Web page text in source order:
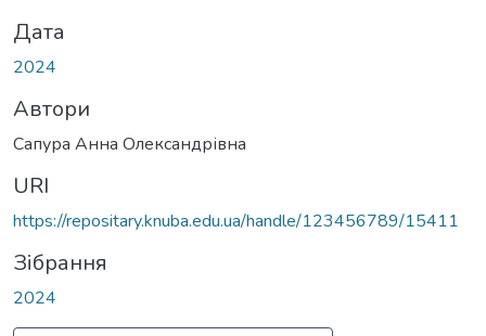
Дата
2024
Автори
Сапура Анна Олександрівна
URI
https://repositary.knuba.edu.ua/handle/123456789/15411
Зібрання
2024